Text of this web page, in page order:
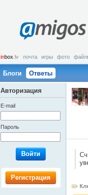
amigos
inbox .lv почта игры фото
Блоги Ответы
Авторизация
E-mail
Пароль
Войти
Регистрация